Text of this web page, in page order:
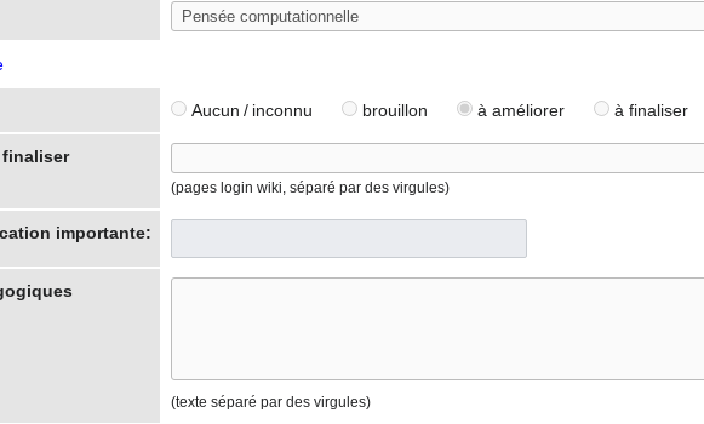
Aucun / inconnu brouillon à améliorer à finaliser
(pages login wiki, séparé par des virgules)
importante:
(texte séparé par des virgules)